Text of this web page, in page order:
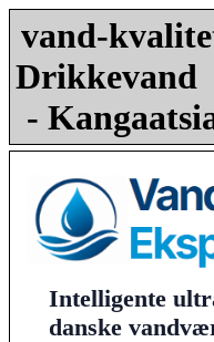
vand-
Drikkevand
-
Intelligente
danske